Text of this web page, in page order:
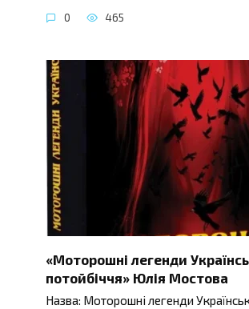
0 465
«Моторошні легенди
потойбіччя» Юлія Мостова
Назва: Моторошні легенди